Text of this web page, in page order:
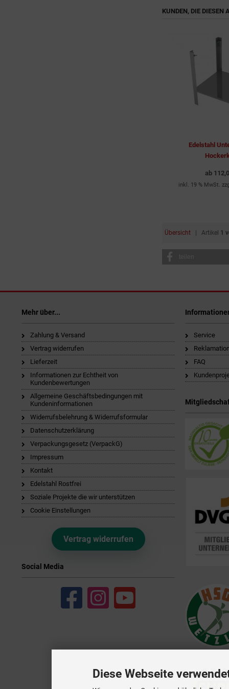
KUNDEN, DIE DIESEN
Edelstahl
ab
inkl. 19 % MwSt.
Übersicht | Artikel 1
teilen
Mehr über...
Zahlung & Versand
Vertrag widerrufen
Lieferzeit
Informationen zur Echtheit von
Kundenbewertungen
Allgemeine Geschäftsbedingungen mit
Kundeninformationen
Widerrufsbelehrung & Widerrufsformular
Datenschutzerklärung
Verpackungsgesetz (VerpackG)
Impressum
Kontakt
Edelstahl Rostfrei
Soziale Projekte die wir unterstützen
Cookie Einstellungen
Vertrag widerrufen
Social Media
Service
FAQ
Diese Webseite